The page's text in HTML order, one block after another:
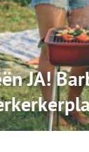
JA!